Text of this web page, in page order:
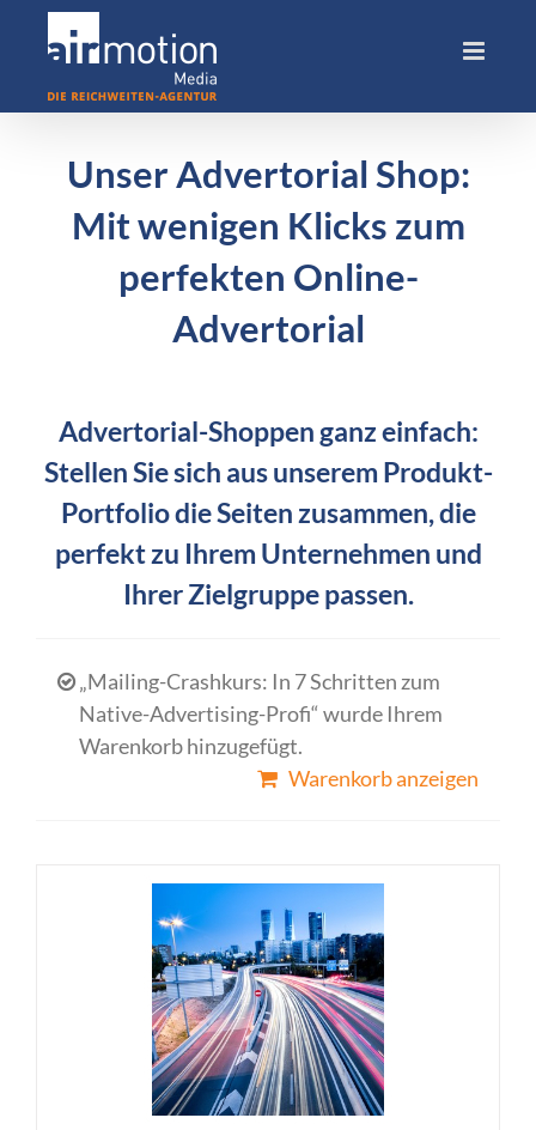
Unser Advertorial Shop:
Mit wenigen Klicks zum
perfekten Online-
Advertorial
Advertorial-Shoppen ganz einfach:
Stellen Sie sich aus unserem Produkt-
Portfolio die Seiten zusammen, die
perfekt zu Ihrem Unternehmen und
Ihrer Zielgruppe passen.
„Mailing-Crashkurs: In 7 Schritten zum
Native-Advertising-Profi“ wurde Ihrem
Warenkorb hinzugefügt.
Warenkorb anzeigen